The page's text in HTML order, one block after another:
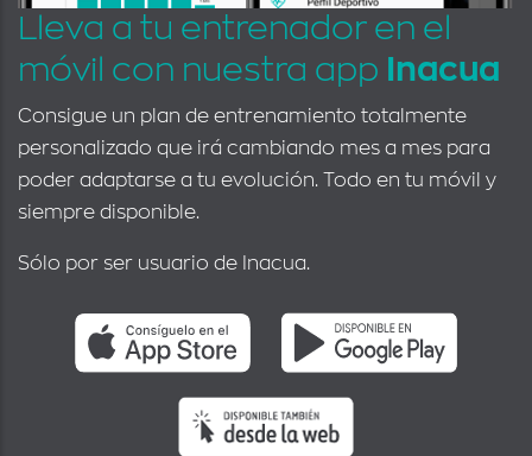
Lleva a tu entrenador en el
móvil con nuestra app
Inacua
Consigue un plan de entrenamiento totalmente
personalizado que irá cambiando mes a mes para
poder adaptarse a tu evolución. Todo en tu móvil y
siempre disponible.
Sólo por ser usuario de Inacua.